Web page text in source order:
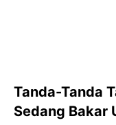
Tanda-Tanda
Sedang Bakar